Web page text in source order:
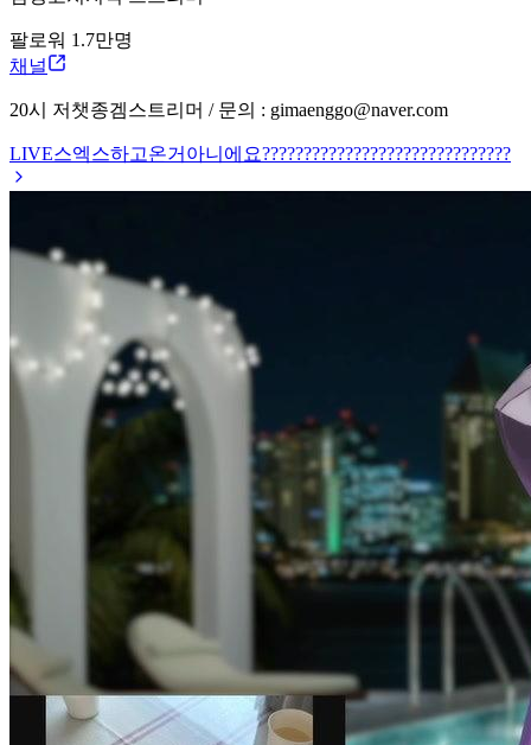
팔로워 1.7만명
채널
20시 저챗종겜스트리머 / 문의 : gimaenggo@naver.com
LIVE스엑스하고온거아니에요??????????????????????????????